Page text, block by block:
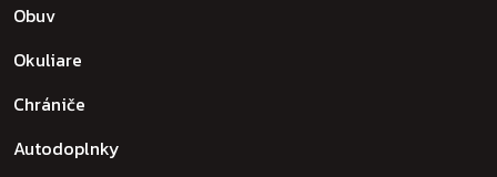
Obuv
Okuliare
Chrániče
Autodoplnky